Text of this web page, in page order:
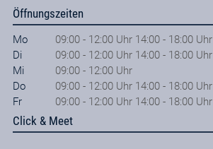
Öffnungszeiten
Mo
09:00 - 12:00 Uhr 14:00 - 18:00 Uhr
Di
09:00 - 12:00 Uhr 14:00 - 18:00 Uhr
Mi
09:00 - 12:00 Uhr
Do
09:00 - 12:00 Uhr 14:00 - 18:00 Uhr
Fr
09:00 - 12:00 Uhr 14:00 - 18:00 Uhr
Click & Meet